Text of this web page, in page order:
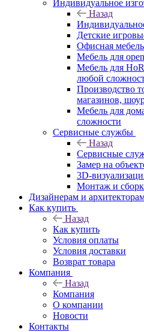
Индивидуальное
Назад
Детские
Офисная мебель
Мебель для
Мебель для
любой
Производство
магазинов,
Мебель для
сложности
Сервисные службы
Назад
Сервисные
Замер на
3D-
Монтаж и
Дизайнерам и
Как купить
Назад
Как купить
Условия оплаты
Условия доставки
Возврат товара
Компания
Назад
Компания
О компании
Новости
Контакты